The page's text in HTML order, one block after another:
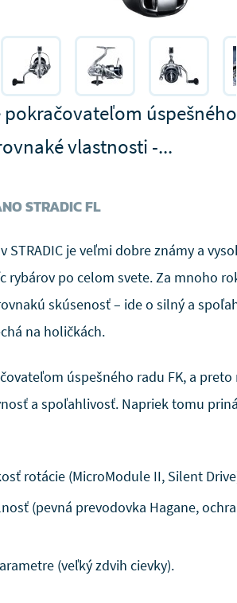
pokračovateľom
vlastnosti -...
STRADIC FL
STRADIC je veľmi dobre známy a
rybárov po celom svete. Za mnoho
skúsenosť – ide o silný a
na holičkách.
úspešného radu FK, a preto
a spoľahlivosť. Napriek tomu
rotácie (MicroModule II, Silent
(pevná prevodovka Hagane,
(veľký zdvih cievky).